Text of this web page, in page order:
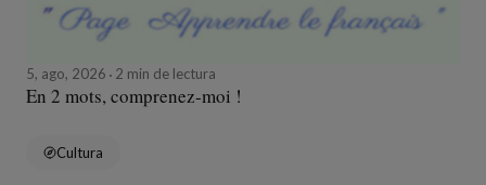
5, ago, 2026 2 min de lectura
En 2 mots, comprenez-moi !
Cultura